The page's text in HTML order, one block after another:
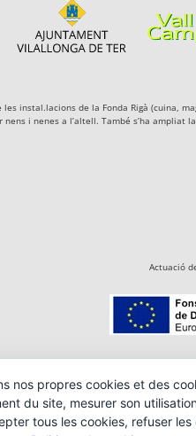
instal.lacions de la Fonda Rigà (cuina,
nens i nenes a l’altell. També s’ha
Actuació
nos propres cookies et des
du site, mesurer son
tous les cookies, refuser